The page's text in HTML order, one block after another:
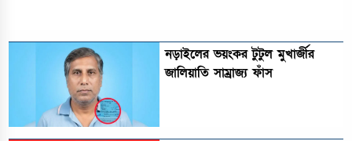
নড়াইলের ভয়ংকর টুটুল মুখার্জীর
জালিয়াতি সাম্রাজ্য ফাঁস